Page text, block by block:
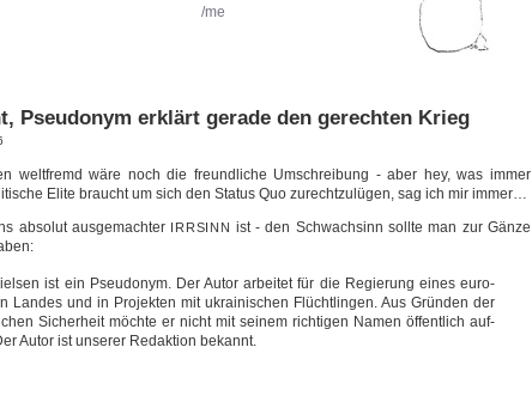
/me
Pseudonym erklärt gerade den gerechten Krieg
welt­fremd wäre noch die freund­li­che Umschrei­bung - aber hey, was immer
Eli­te braucht um sich den Sta­tus Quo zurecht­zu­lü­gen, sag ich mir immer…
abso­lut aus­ge­mach­ter IRRSINN ist - den Schwach­sinn soll­te man zur Gän­ze
ist ein Pseud­onym. Der Autor arbei­tet für die Regie­rung eines euro­
Lan­des und in Pro­jek­ten mit ukrai­ni­schen Flücht­lin­gen. Aus Grün­den der
Sicher­heit möch­te er nicht mit sei­nem rich­ti­gen Namen öffent­lich auf­
Autor ist unse­rer Redak­ti­on bekannt.